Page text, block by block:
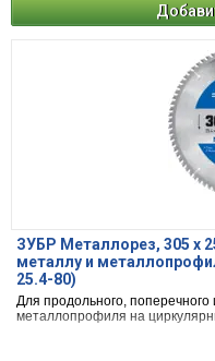
ЗУБР Металлорез, 305 х
металлу и
25.4-80)
Для продольного, поперечного
металлопрофиля на